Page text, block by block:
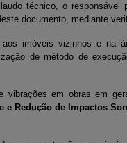
técnico, o responsável
documento, mediante
imóveis vizinhos e na
de método de
vibrações em obras em
e Redução de Impactos